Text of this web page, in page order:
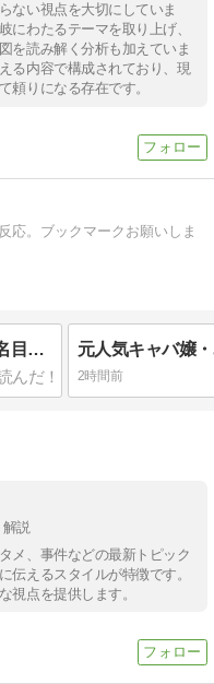
ない視点を大切にしていま
にわたるテーマを取り上げ、
を読み解く分析も加えていま
る内容で構成されており、現
頼りになる存在です。
応。ブックマークお願いしま
納税者から小遣いや交通費などの名目で約1億5000万円受け取り… 国税職員を懲戒免職処分
2時間前
解説
メ、事件などの最新トピック
伝えるスタイルが特徴です。
視点を提供します。